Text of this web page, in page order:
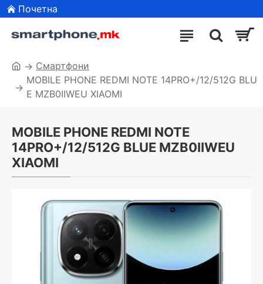
Почетна
Смартфони
MOBILE PHONE REDMI NOTE 14PRO+/12/512G BLU
E MZB0IIWEU XIAOMI
MOBILE PHONE REDMI NOTE
14PRO+/12/512G BLUE MZB0IIWEU
XIAOMI